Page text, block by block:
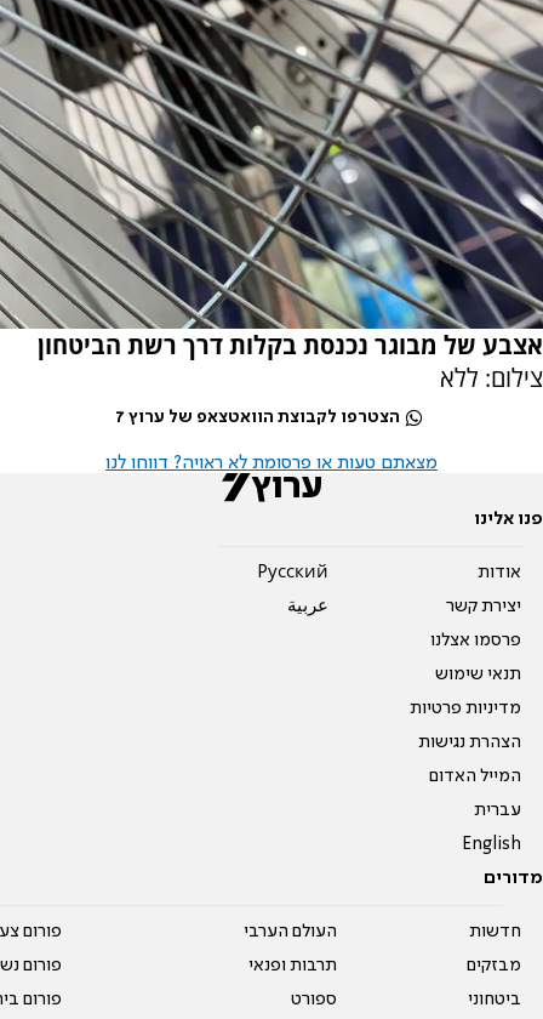
אצבע של מבוגר נכנסת בקלות דרך רשת הביטחון
צילום: ללא
הצטרפו לקבוצת הוואטצאפ של ערוץ 7
מצאתם טעות או פרסומת לא ראויה? דווחו לנו
פנו אלינו
אודות
יצירת קשר
פרסמו אצלנו
תנאי שימוש
מדיניות פרטיות
הצהרת נגישות
המייל האדום
עברית
English
Pусский
عربية
מדורים
חדשות
מבזקים
ביטחוני
העולם הערבי
תרבות ופנאי
ספורט
פורום
פורום
פורום